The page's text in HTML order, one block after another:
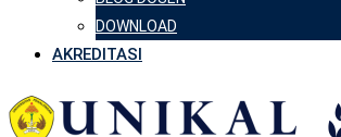
DOWNLOAD
AKREDITASI